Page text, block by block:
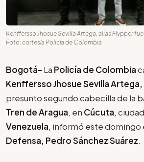
Kenffersso Jhosue Sevilla Artega, alias Flypper
Foto: cortesía Policía de Colombia
Bogotá- La Policía de Colombia
Kenffersso Jhosue Sevilla
presunto segundo cabecilla de la
Tren de Aragua, en Cúcuta,
Venezuela, informó este domingo
Defensa, Pedro Sánchez Suárez.